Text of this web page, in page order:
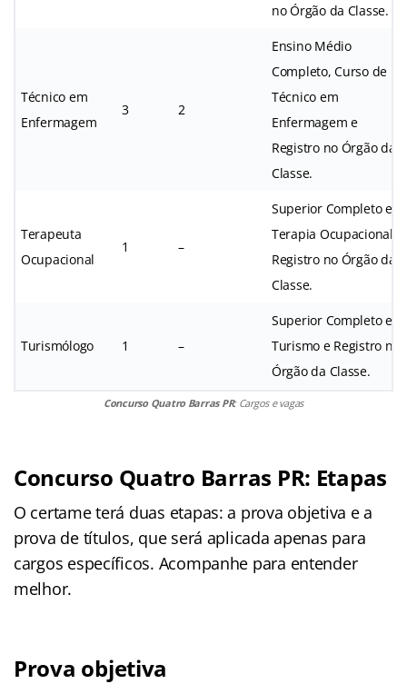
no Órgão da Classe.
Técnico em
Enfermagem
3 2
Ensino Médio
Completo, Curso de
Técnico em
Enfermagem e
Registro no Órgão da
Classe.
Terapeuta
Ocupacional
1 –
Superior Completo em
Terapia Ocupacional e
Registro no Órgão da
Classe.
Turismólogo 1 –
Superior Completo em
Turismo e Registro no
Órgão da Classe.
Concurso Quatro Barras PR: Cargos e vagas
Concurso Quatro Barras PR: Etapas
O certame terá duas etapas: a prova objetiva e a
prova de títulos, que será aplicada apenas para
cargos específicos. Acompanhe para entender
melhor.
Prova objetiva